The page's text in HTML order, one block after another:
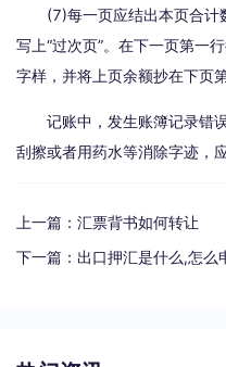
(7)每一页应结出本页合计
写上“过次页”。在下一页第一
字样，并将上页余额抄在下页
记账中，发生账簿记录错
刮擦或者用药水等消除字迹，
上一篇： 汇票背书如何转让
下一篇： 出口押汇是什么,怎么